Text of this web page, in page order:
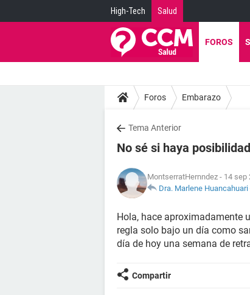
High-Tech Salud
FOROS
Foros Embarazo
Tema Anterior
No sé si haya
MontserratHernndez - 14 sep
Dra. Marlene Huancahuari
Hola, hace aproximadamente
regla solo bajo un día como
día de hoy una semana de
Compartir